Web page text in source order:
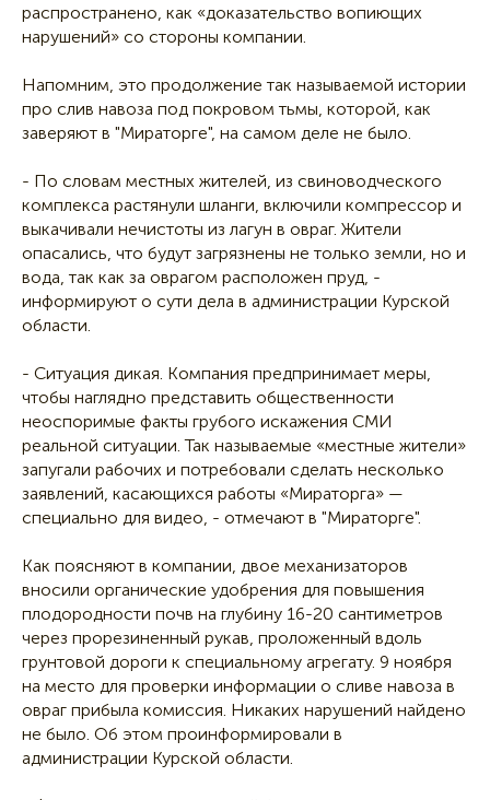
распространено, как «доказательство вопиющих
нарушений» со стороны компании.
Напомним, это продолжение так называемой истории
про слив навоза под покровом тьмы, которой, как
заверяют в "Мираторге", на самом деле не было.
- По словам местных жителей, из свиноводческого
комплекса растянули шланги, включили компрессор и
выкачивали нечистоты из лагун в овраг. Жители
опасались, что будут загрязнены не только земли, но и
вода, так как за оврагом расположен пруд, -
информируют о сути дела в администрации Курской
области.
- Ситуация дикая. Компания предпринимает меры,
чтобы наглядно представить общественности
неоспоримые факты грубого искажения СМИ
реальной ситуации. Так называемые «местные жители»
запугали рабочих и потребовали сделать несколько
заявлений, касающихся работы «Мираторга» —
специально для видео, - отмечают в "Мираторге".
Как поясняют в компании, двое механизаторов
вносили органические удобрения для повышения
плодородности почв на глубину 16-20 сантиметров
через прорезиненный рукав, проложенный вдоль
грунтовой дороги к специальному агрегату. 9 ноября
на место для проверки информации о сливе навоза в
овраг прибыла комиссия. Никаких нарушений найдено
не было. Об этом проинформировали в
администрации Курской области.